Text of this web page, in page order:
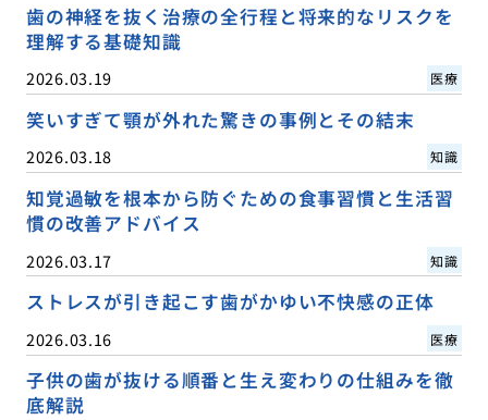
歯の神経を抜く治療の全行程と将来的なリスクを
理解する基礎知識
2026.03.19 医療
笑いすぎて顎が外れた驚きの事例とその結末
2026.03.18 知識
知覚過敏を根本から防ぐための食事習慣と生活習
慣の改善アドバイス
2026.03.17 知識
ストレスが引き起こす歯がかゆい不快感の正体
2026.03.16 医療
子供の歯が抜ける順番と生え変わりの仕組みを徹
底解説